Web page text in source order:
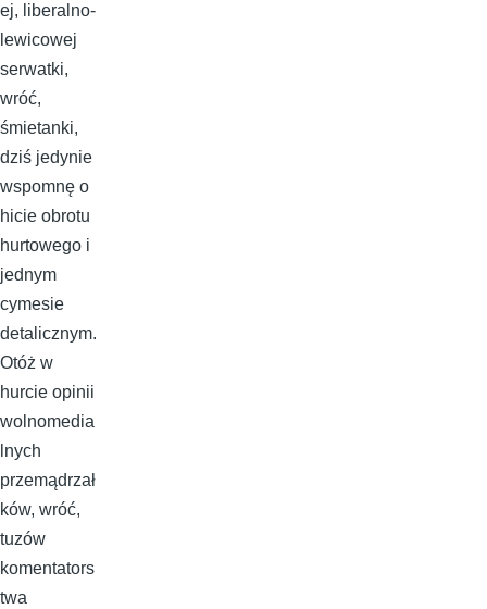
ej, liberalno-
lewicowej
serwatki,
wróć,
śmietanki,
dziś jedynie
wspomnę o
hicie obrotu
hurtowego i
jednym
cymesie
detalicznym.
Otóż w
hurcie opinii
wolnomedia
lnych
przemądrzał
ków, wróć,
tuzów
komentators
twa